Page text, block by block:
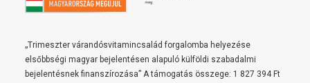
„Trimeszter várandósvitamincsalád forgalomba helyezése
elsőbbségi magyar bejelentésen alapuló külföldi szabadalmi
bejelentésnek finanszírozása” A támogatás összege: 1 827 394 Ft